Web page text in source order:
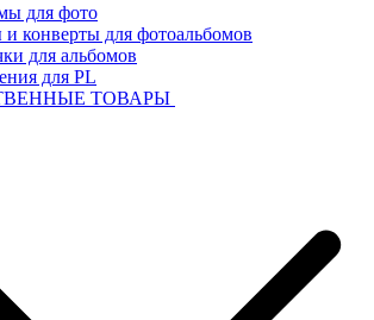
для фото
конверты для фотоальбомов
для альбомов
для PL
ТОВАРЫ